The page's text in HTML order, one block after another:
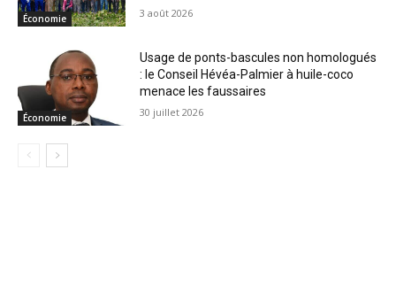
Économie 3 août 2026
Économie
Usage de ponts-bascules non homologués
: le Conseil Hévéa-Palmier à huile-coco
menace les faussaires
30 juillet 2026